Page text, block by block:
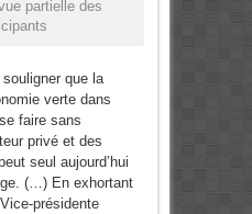
partielle des
que la
verte dans
faire sans
privé et des
seul aujourd’hui
(…) En exhortant
présidente